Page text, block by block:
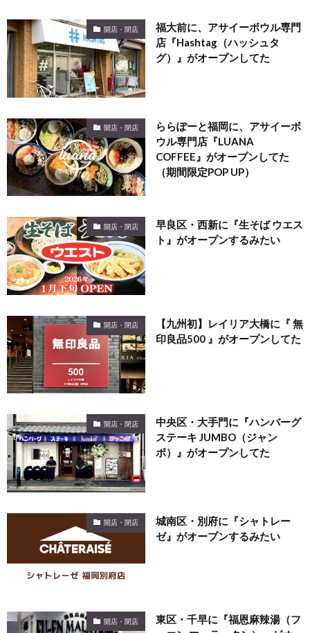
開店・閉店
福大前に、アサイーボウル専門
店『Hashtag（ハッシュタ
グ）』がオープンしてた
開店・閉店
ららぽーと福岡に、アサイーボ
ウル専門店『LUANA
COFFEE』がオープンしてた
（期間限定POP UP）
開店・閉店
早良区・西新に『生そば ウエス
ト』がオープンするみたい
開店・閉店
【九州初】レイリア大橋に『 無
印良品500 』がオープンしてた
開店・閉店
中央区・大手門に『ハンバーグ
ステーキ JUMBO（ジャン
ボ）』がオープンしてた
開店・閉店
城南区・別府に『シャトレー
ゼ』がオープンするみたい
開店・閉店
東区・千早に『福恩麻辣湯（フ